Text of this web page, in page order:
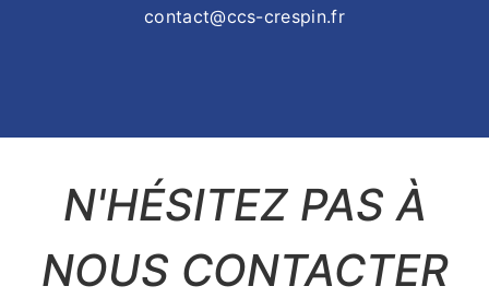
contact@ccs-crespin.fr
N'HÉSITEZ PAS À
NOUS CONTACTER